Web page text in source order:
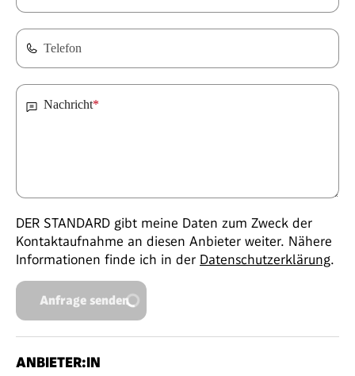
Telefon
Nachricht*
DER STANDARD gibt meine Daten zum Zweck der
Kontaktaufnahme an diesen Anbieter weiter. Nähere
Informationen finde ich in der Datenschutzerklärung.
Anfrage senden
ANBIETER:IN